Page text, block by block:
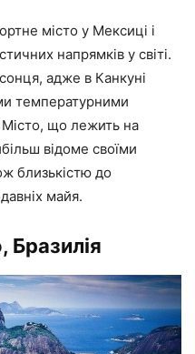
місто у Мексиці і
напрямків у світі.
адже в Канкуні
температурними
Місто, що лежить на
відоме своїми
близькістю до
майя.
Бразилія